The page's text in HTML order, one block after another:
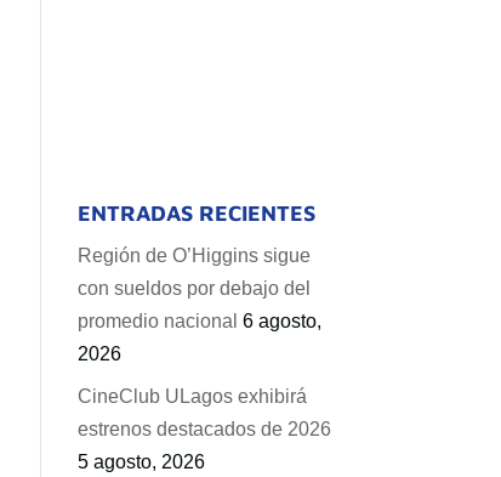
ENTRADAS RECIENTES
Región de O’Higgins sigue
con sueldos por debajo del
promedio nacional 6 agosto,
2026
CineClub ULagos exhibirá
estrenos destacados de 2026
5 agosto, 2026